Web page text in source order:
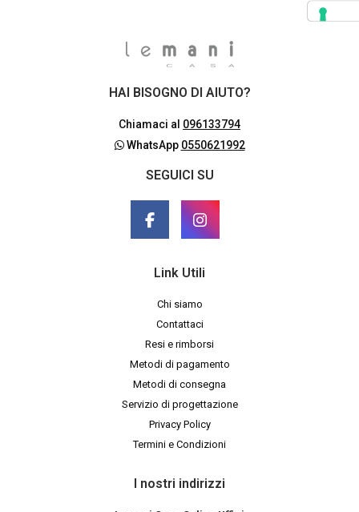
HAI BISOGNO DI AIUTO?
Chiamaci al 096133794
WhatsApp 0550621992
SEGUICI SU
Link Utili
Chi siamo
Contattaci
Resi e rimborsi
Metodi di pagamento
Metodi di consegna
Servizio di progettazione
Privacy Policy
Termini e Condizioni
I nostri indirizzi